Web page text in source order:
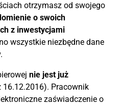
otrzymasz od swojego
o swoich
z inwestycjami
wszystkie niezbędne dane
nie jest już
16.12.2016). Pracownik
zaświadczenie o